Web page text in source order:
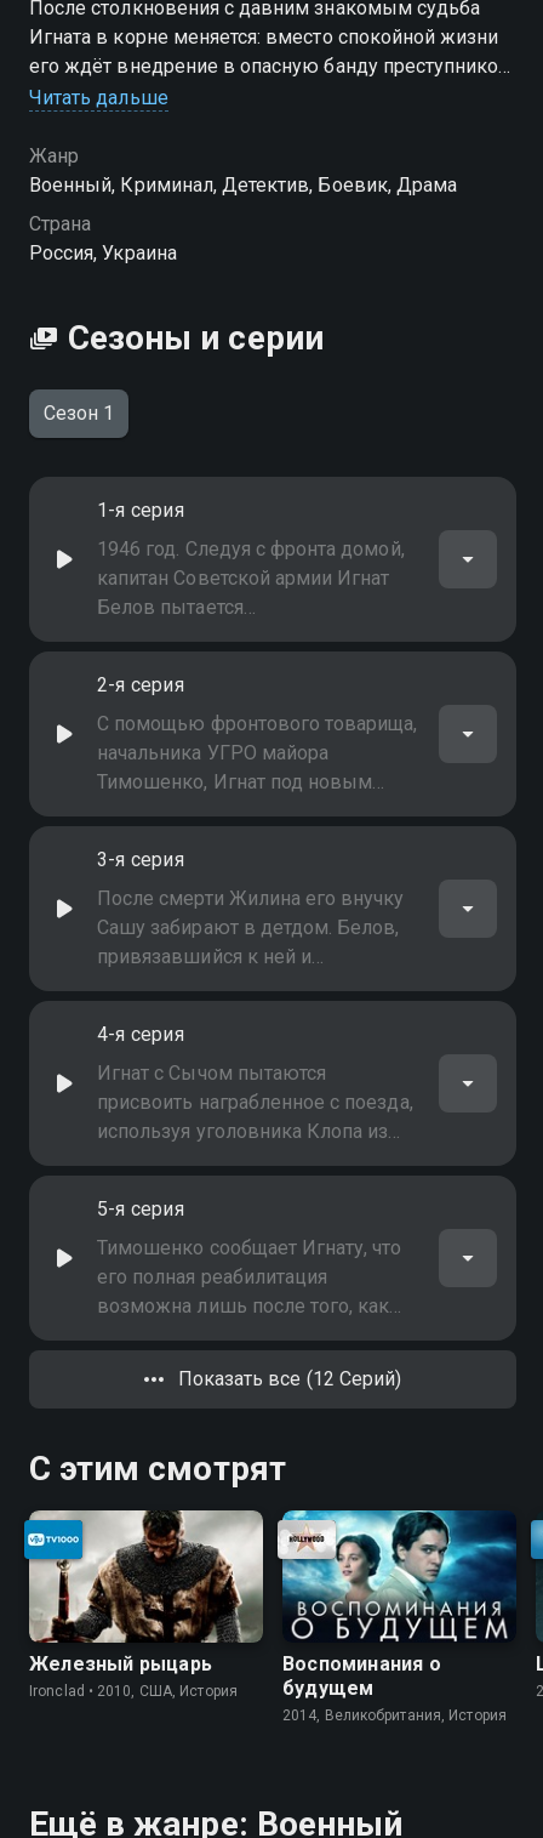
После столкновения с давним знакомым судьба
Игната в корне меняется: вместо спокойной жизни
его ждёт внедрение в опасную банду преступников,
погони, убийства и ограбления
Посмотреть онлайн 1 сезон сериала Штрафник вы
можете совершенно бесплатно в хорошем HD
качестве на Смотрёшке
Читать дальше
Жанр
Военный, Криминал, Детектив, Боевик, Драма
Страна
Россия, Украина
Сезоны и серии
Сезон 1
1-я серия
1946 год. Следуя с фронта домой,
капитан Советской армии Игнат
Белов пытается
воспрепятствовать
ограблению дипломатов, которые
возвращают на родину
вывезенные немцами
драгоценности
2-я серия
С помощью фронтового товарища,
начальника УГРО майора
Тимошенко, Игнат под новым
именем осваивается в городке,
Он селится в коммуналке и
сходится с соседями -
безработным Жилиным, его
внучкой Сашей, скрипачкой
Виолой
3-я серия
После смерти Жилина его внучку
Сашу забирают в детдом. Белов,
привязавшийся к ней и
чувствующий свою вину, обещает
Игнат ухаживает за соседкой
Виолой
4-я серия
Игнат с Сычом пытаются
присвоить награбленное с поезда,
используя уголовника Клопа из
банды Горелого. Однако Клоп
того убивают. Погибает и скупщик
краденого, который должен был
реализовать драгоценности
5-я серия
Тимошенко сообщает Игнату, что
его полная реабилитация
возможна лишь после того, как
будет задержана вся банда
Горелого. По просьбе друга
начальник УГРО пытается
нападение на экспедиторов
Показать все (12 Серий)
С этим смотрят
Железный рыцарь
Ironclad • 2010, США, История
Воспоминания о
будущем
2014, Великобритания, История
Ещё в жанре: Военный